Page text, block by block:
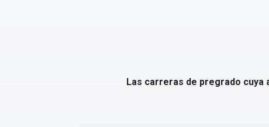
Las carreras de pregrado cuya